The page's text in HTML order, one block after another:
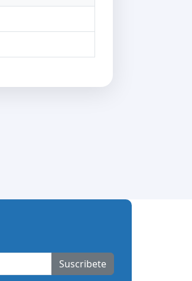
Suscribete